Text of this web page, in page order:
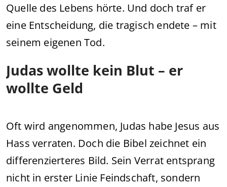
Quelle des Lebens hörte. Und doch traf er
eine Entscheidung, die tragisch endete – mit
seinem eigenen Tod.
Judas wollte kein Blut – er
wollte Geld
Oft wird angenommen, Judas habe Jesus aus
Hass verraten. Doch die Bibel zeichnet ein
differenzierteres Bild. Sein Verrat entsprang
nicht in erster Linie Feindschaft, sondern